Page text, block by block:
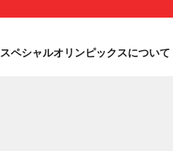
スペシャルオリンピックスについて